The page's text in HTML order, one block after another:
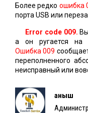
Более редко ошибка
порта USB или
Error code 009.
а он ругается на
Ошибка 009
переполненного
неисправный или
Қаныш